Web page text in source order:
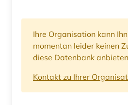
Ihre Organisation kann
momentan leider keinen
diese Datenbank
Kontakt zu Ihrer